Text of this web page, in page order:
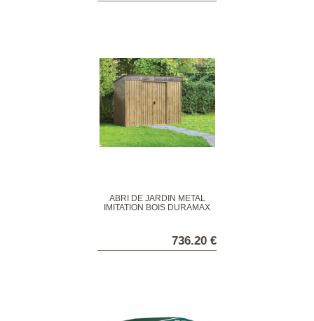
ABRI DE JARDIN MÉTAL
IMITATION BOIS DURAMAX
736.20 €